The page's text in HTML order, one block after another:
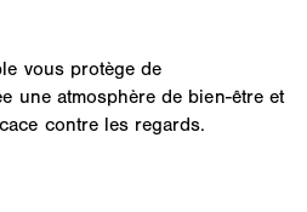
vous protège de
une atmosphère de bien-être et
contre les regards.